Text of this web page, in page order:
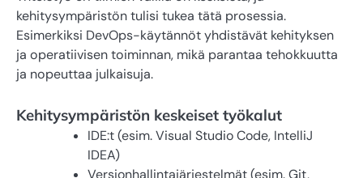
kehitysympäristön tulisi tukea tätä prosessia.
Esimerkiksi DevOps-käytännöt yhdistävät kehityksen
ja operatiivisen toiminnan, mikä parantaa tehokkuutta
ja nopeuttaa julkaisuja.
Kehitysympäristön keskeiset työkalut
IDE:t (esim. Visual Studio Code, IntelliJ
IDEA)
Versionhallintajärjestelmät (esim. Git,